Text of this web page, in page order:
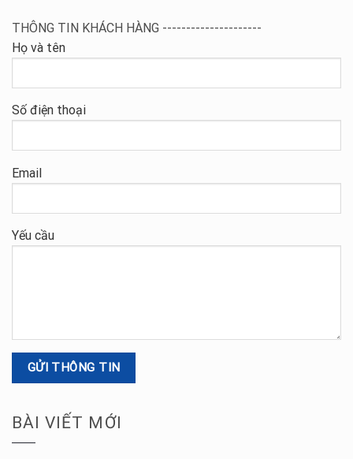
THÔNG TIN KHÁCH HÀNG ---------------------
Họ và tên
Số điện thoại
Email
Yếu cầu
BÀI VIẾT MỚI